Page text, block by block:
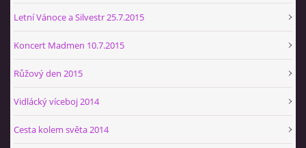
Letní Vánoce a Silvestr 25.7.2015
Koncert Madmen 10.7.2015
Růžový den 2015
Vidlácký víceboj 2014
Cesta kolem světa 2014